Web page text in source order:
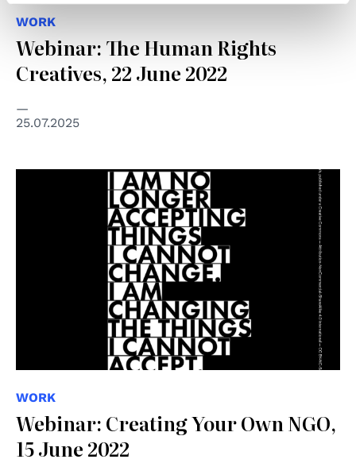
WORK
Webinar: The Human Rights
Creatives, 22 June 2022
25.07.2025
WORK
Webinar: Creating Your Own NGO,
15 June 2022